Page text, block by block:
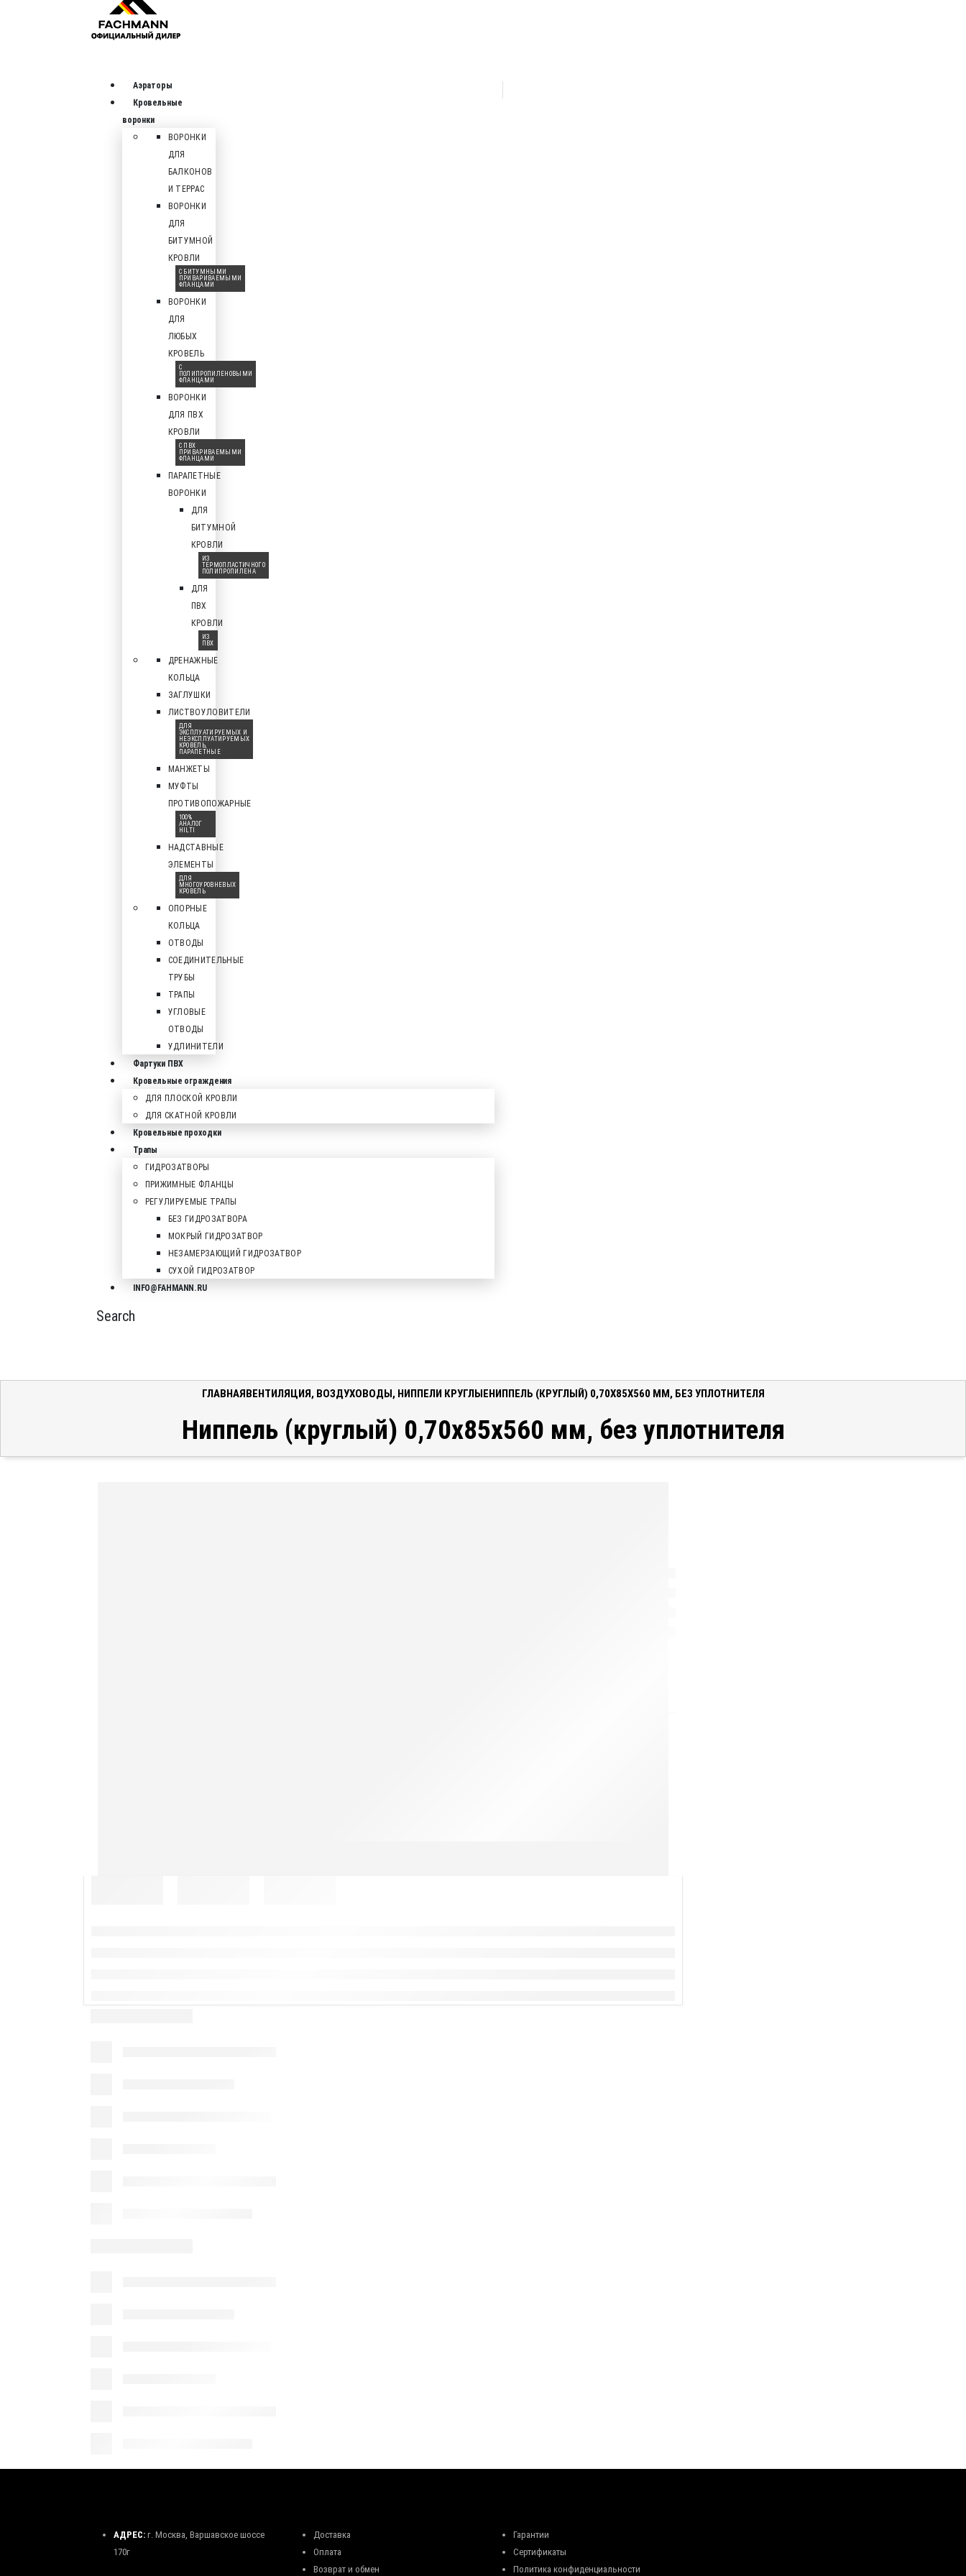
Аэраторы
Кровельные
воронки
ВОРОНКИ
ДЛЯ
БАЛКОНОВ
И ТЕРРАС
ВОРОНКИ
ДЛЯ
БИТУМНОЙ
КРОВЛИ
С БИТУМНЫМИ
ПРИВАРИВАЕМЫМИ
ФЛАНЦАМИ
ВОРОНКИ
ДЛЯ
ЛЮБЫХ
КРОВЕЛЬ
С
ПОЛИПРОПИЛЕНОВЫМИ
ФЛАНЦАМИ
ВОРОНКИ
ДЛЯ ПВХ
КРОВЛИ
С ПВХ
ПРИВАРИВАЕМЫМИ
ФЛАНЦАМИ
ПАРАПЕТНЫЕ
ВОРОНКИ
ДЛЯ
БИТУМНОЙ
КРОВЛИ
ИЗ
ТЕРМОПЛАСТИЧНОГО
ПОЛИПРОПИЛЕНА
ДЛЯ
ПВХ
КРОВЛИ
ИЗ
ПВХ
ДРЕНАЖНЫЕ
КОЛЬЦА
ЗАГЛУШКИ
ЛИСТВОУЛОВИТЕЛИ
ДЛЯ
ЭКСПЛУАТИРУЕМЫХ И
НЕЭКСПЛУАТИРУЕМЫХ
КРОВЕЛЬ,
ПАРАПЕТНЫЕ
МАНЖЕТЫ
МУФТЫ
ПРОТИВОПОЖАРНЫЕ
100%
АНАЛОГ
HILTI
НАДСТАВНЫЕ
ЭЛЕМЕНТЫ
ДЛЯ
МНОГОУРОВНЕВЫХ
КРОВЕЛЬ
ОПОРНЫЕ
КОЛЬЦА
ОТВОДЫ
СОЕДИНИТЕЛЬНЫЕ
ТРУБЫ
ТРАПЫ
УГЛОВЫЕ
ОТВОДЫ
УДЛИНИТЕЛИ
Фартуки ПВХ
Кровельные ограждения
ДЛЯ ПЛОСКОЙ КРОВЛИ
ДЛЯ СКАТНОЙ КРОВЛИ
Кровельные проходки
Трапы
ГИДРОЗАТВОРЫ
ПРИЖИМНЫЕ ФЛАНЦЫ
РЕГУЛИРУЕМЫЕ ТРАПЫ
БЕЗ ГИДРОЗАТВОРА
МОКРЫЙ ГИДРОЗАТВОР
НЕЗАМЕРЗАЮЩИЙ ГИДРОЗАТВОР
СУХОЙ ГИДРОЗАТВОР
INFO@FAHMANN.RU
Search
ГЛАВНАЯВЕНТИЛЯЦИЯ, ВОЗДУХОВОДЫ, НИППЕЛИ КРУГЛЫЕНИППЕЛЬ (КРУГЛЫЙ) 0,70X85X560 ММ, БЕЗ УПЛОТНИТЕЛЯ
Ниппель (круглый) 0,70x85x560 мм, без уплотнителя
АДРЕС: г. Москва, Варшавское шоссе
170г
Доставка
Оплата
Возврат и обмен
Гарантии
Сертификаты
Политика конфиденциальности